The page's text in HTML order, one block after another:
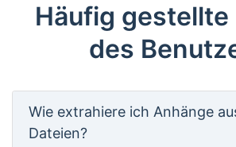
Häufig gestellte
des
Wie extrahiere ich Anhänge
Dateien?